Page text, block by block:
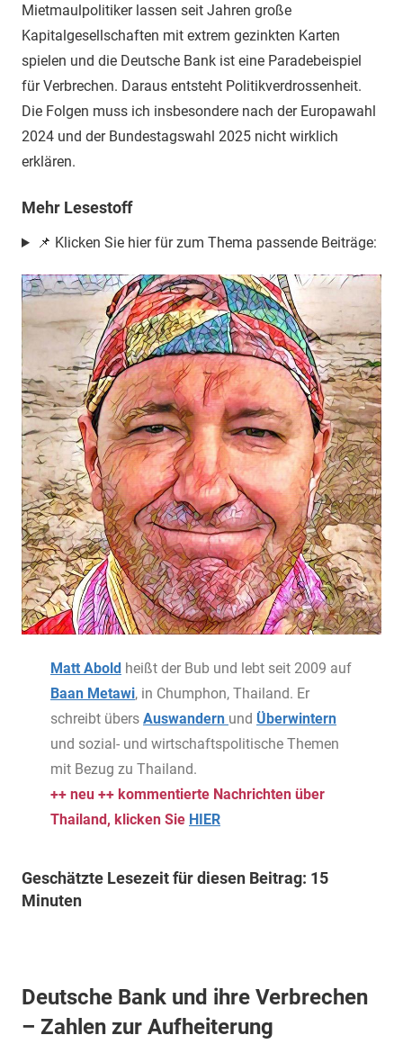
Mietmaulpolitiker lassen seit Jahren große
Kapitalgesellschaften mit extrem gezinkten Karten
spielen und die Deutsche Bank ist eine Paradebeispiel
für Verbrechen. Daraus entsteht Politikverdrossenheit.
Die Folgen muss ich insbesondere nach der Europawahl
2024 und der Bundestagswahl 2025 nicht wirklich
erklären.
Mehr Lesestoff
📌 Klicken Sie hier für zum Thema passende Beiträge:
Matt Abold heißt der Bub und lebt seit 2009 auf
Baan Metawi, in Chumphon, Thailand. Er
schreibt übers Auswandern und Überwintern
und sozial- und wirtschaftspolitische Themen
mit Bezug zu Thailand.
++ neu ++ kommentierte Nachrichten über
Thailand, klicken Sie HIER
Geschätzte Lesezeit für diesen Beitrag: 15
Minuten
Deutsche Bank und ihre Verbrechen
– Zahlen zur Aufheiterung